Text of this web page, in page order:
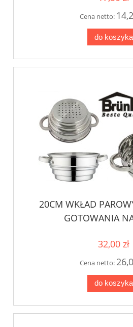
Cena netto:
do koszyka
20CM WKŁAD
GOTOWANIA
32,00 zł
Cena netto:
do koszyka